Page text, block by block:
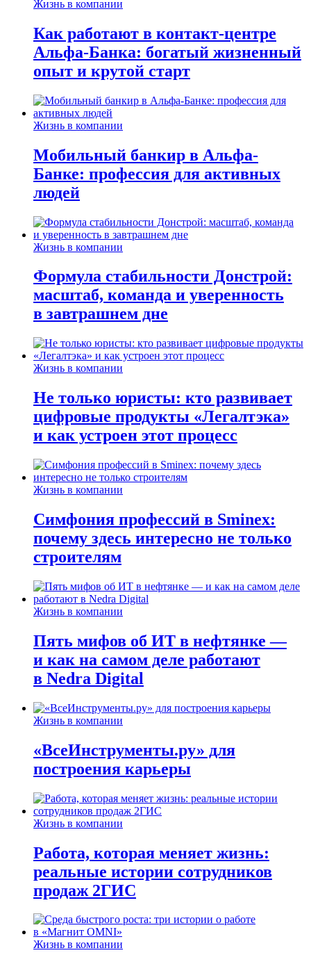
Жизнь в компании
Как работают в контакт-центре
Альфа-Банка: богатый жизненный
опыт и крутой старт
Жизнь в компании
Мобильный банкир в Альфа-
Банке: профессия для активных
людей
Жизнь в компании
Формула стабильности Донстрой:
масштаб, команда и уверенность
в завтрашнем дне
Жизнь в компании
Не только юристы: кто развивает
цифровые продукты «Легалтэка»
и как устроен этот процесс
Жизнь в компании
Симфония профессий в Sminex:
почему здесь интересно не только
строителям
Жизнь в компании
Пять мифов об ИТ в нефтянке —
и как на самом деле работают
в Nedra Digital
Жизнь в компании
«ВсеИнструменты.ру» для
построения карьеры
Жизнь в компании
Работа, которая меняет жизнь:
реальные истории сотрудников
продаж 2ГИС
Жизнь в компании